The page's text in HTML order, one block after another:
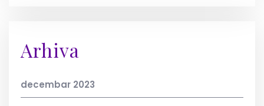
Arhiva
decembar 2023